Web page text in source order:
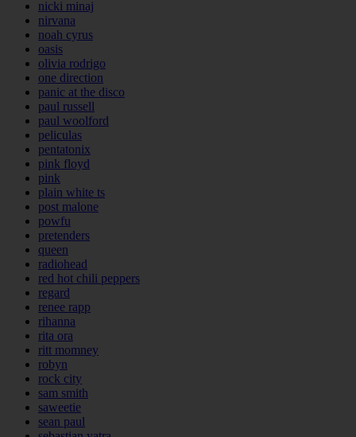
nicki minaj
nirvana
noah cyrus
oasis
olivia rodrigo
one direction
panic at the disco
paul russell
paul woolford
peliculas
pentatonix
pink floyd
pink
plain white ts
post malone
powfu
pretenders
queen
radiohead
red hot chili peppers
regard
renee rapp
rihanna
rita ora
ritt momney
robyn
rock city
sam smith
saweetie
sean paul